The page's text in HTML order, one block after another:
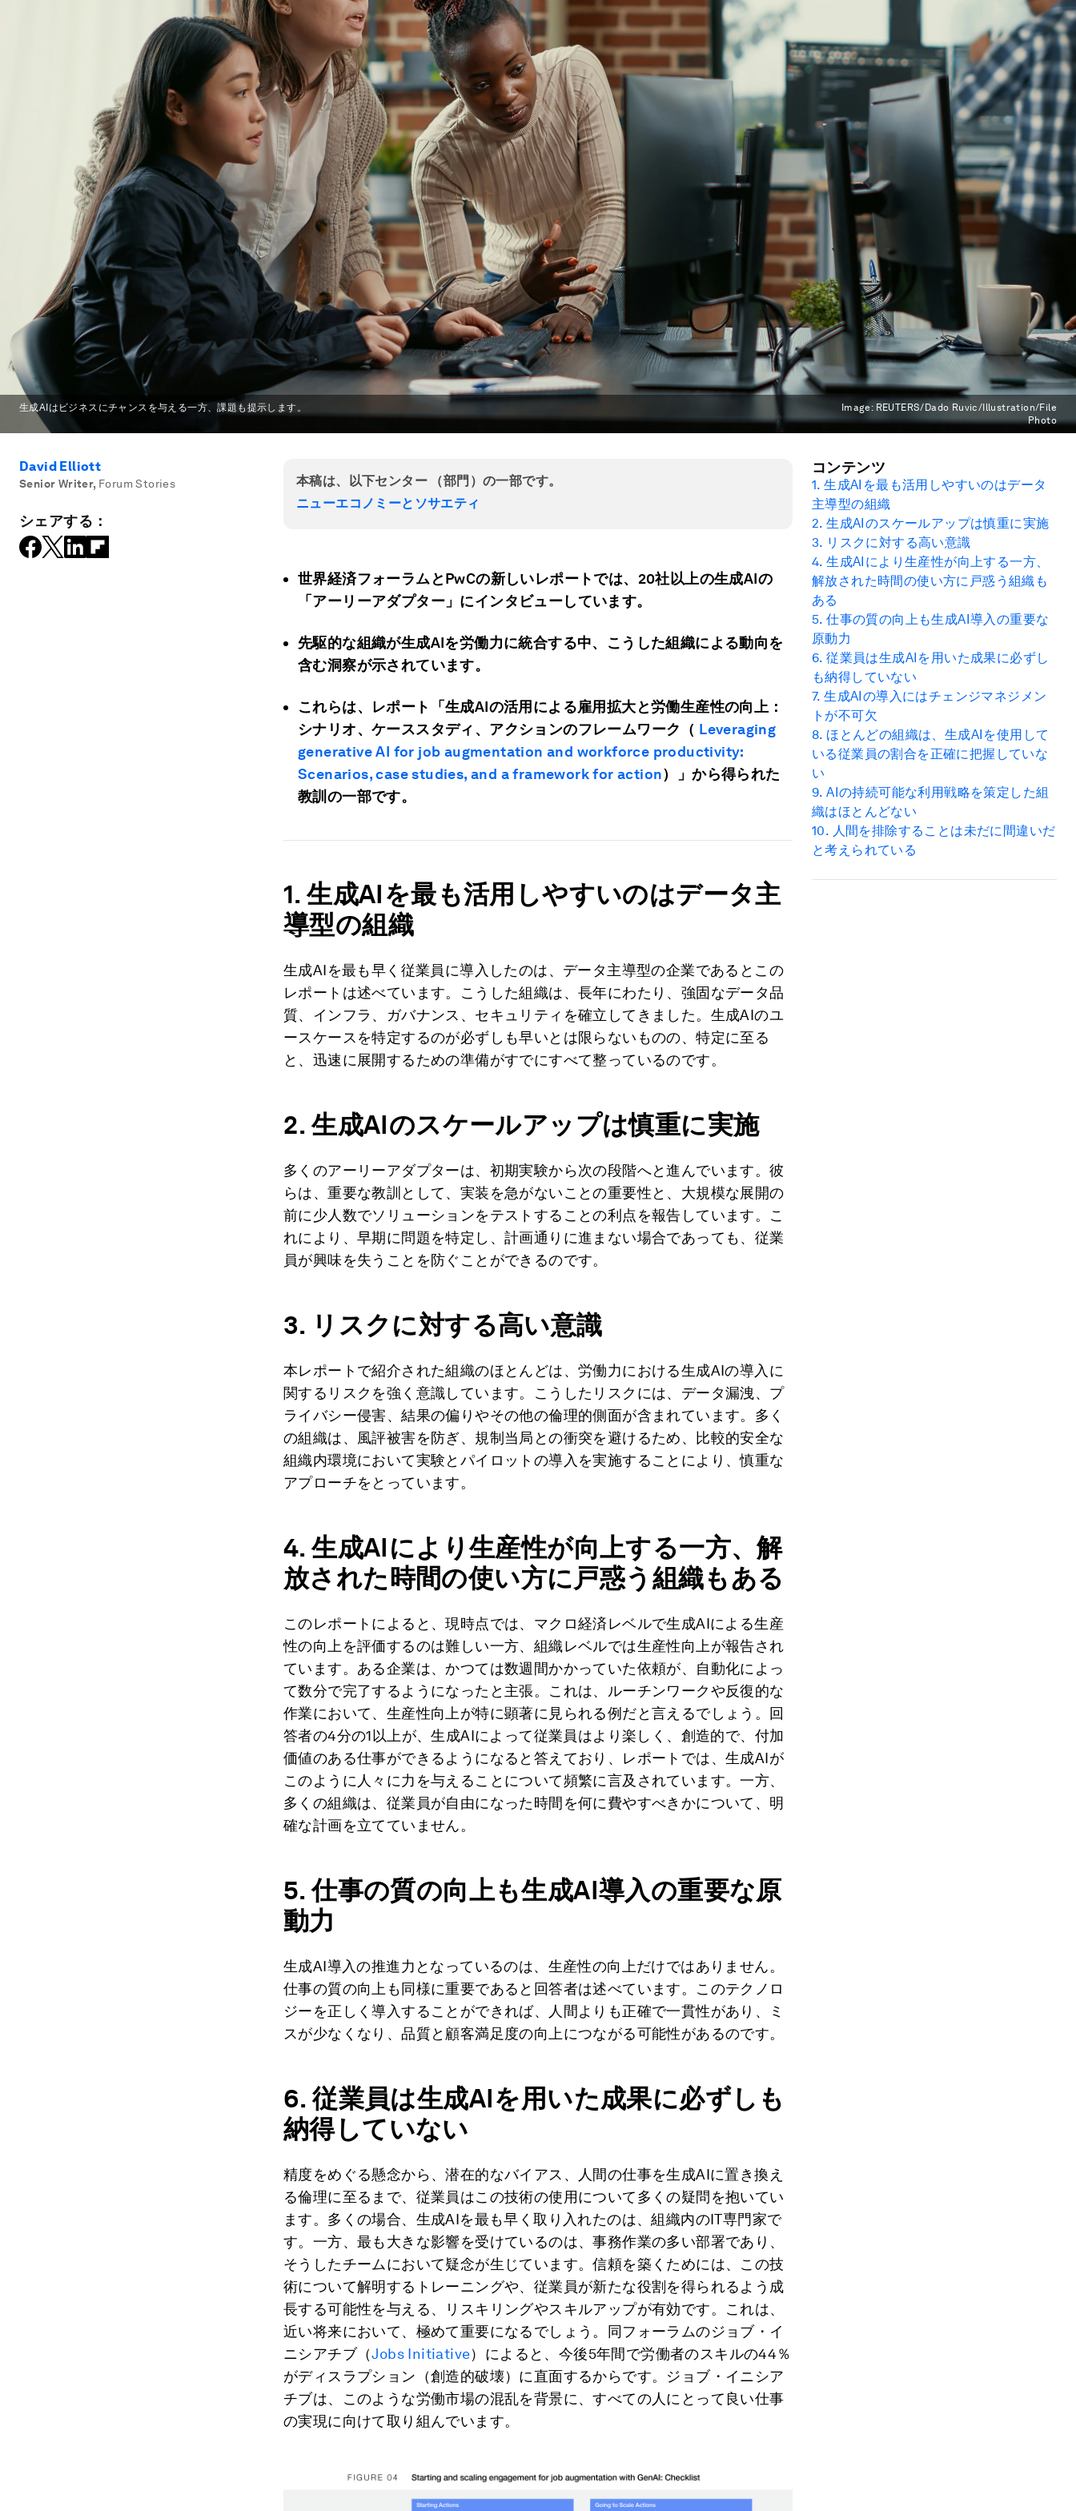
生成AIはビジネスにチャンスを与える一方、課題も提示します。 Image: REUTERS/Dado Ruvic/Illustration/File
Photo
David Elliott
Senior Writer, Forum Stories
シェアする：
本稿は、以下センター （部門）の一部です。
ニューエコノミーとソサエティ
世界経済フォーラムとPwCの新しいレポートでは、20社以上の生成AIの
「アーリーアダプター」にインタビューしています。
先駆的な組織が生成AIを労働力に統合する中、こうした組織による動向を
含む洞察が示されています。
これらは、レポート「生成AIの活用による雇用拡大と労働生産性の向上：
シナリオ、ケーススタディ、アクションのフレームワーク（ Leveraging
generative AI for job augmentation and workforce productivity:
Scenarios, case studies, and a framework for action）」から得られた
教訓の一部です。
1.生成AIを最も活用しやすいのはデータ主
導型の組織
生成AIを最も早く従業員に導入したのは、データ主導型の企業であるとこの
レポートは述べています。こうした組織は、長年にわたり、強固なデータ品
質、インフラ、ガバナンス、セキュリティを確立してきました。生成AIのユ
ースケースを特定するのが必ずしも早いとは限らないものの、特定に至る
と、迅速に展開するための準備がすでにすべて整っているのです。
2.生成AIのスケールアップは慎重に実施
多くのアーリーアダプターは、初期実験から次の段階へと進んでいます。彼
らは、重要な教訓として、実装を急がないことの重要性と、大規模な展開の
前に少人数でソリューションをテストすることの利点を報告しています。こ
れにより、早期に問題を特定し、計画通りに進まない場合であっても、従業
員が興味を失うことを防ぐことができるのです。
3. リスクに対する高い意識
本レポートで紹介された組織のほとんどは、労働力における生成AIの導入に
関するリスクを強く意識しています。こうしたリスクには、データ漏洩、プ
ライバシー侵害、結果の偏りやその他の倫理的側面が含まれています。多く
の組織は、風評被害を防ぎ、規制当局との衝突を避けるため、比較的安全な
組織内環境において実験とパイロットの導入を実施することにより、慎重な
アプローチをとっています。
4.生成AIにより生産性が向上する一方、解
放された時間の使い方に戸惑う組織もある
このレポートによると、現時点では、マクロ経済レベルで生成AIによる生産
性の向上を評価するのは難しい一方、組織レベルでは生産性向上が報告され
ています。ある企業は、かつては数週間かかっていた依頼が、自動化によっ
て数分で完了するようになったと主張。これは、ルーチンワークや反復的な
作業において、生産性向上が特に顕著に見られる例だと言えるでしょう。回
答者の4分の1以上が、生成AIによって従業員はより楽しく、創造的で、付加
価値のある仕事ができるようになると答えており、レポートでは、生成AIが
このように人々に力を与えることについて頻繁に言及されています。一方、
多くの組織は、従業員が自由になった時間を何に費やすべきかについて、明
確な計画を立てていません。
5.仕事の質の向上も生成AI導入の重要な原
動力
生成AI導入の推進力となっているのは、生産性の向上だけではありません。
仕事の質の向上も同様に重要であると回答者は述べています。このテクノロ
ジーを正しく導入することができれば、人間よりも正確で一貫性があり、ミ
スが少なくなり、品質と顧客満足度の向上につながる可能性があるのです。
6.従業員は生成AIを用いた成果に必ずしも
納得していない
精度をめぐる懸念から、潜在的なバイアス、人間の仕事を生成AIに置き換え
る倫理に至るまで、従業員はこの技術の使用について多くの疑問を抱いてい
ます。多くの場合、生成AIを最も早く取り入れたのは、組織内のIT専門家で
す。一方、最も大きな影響を受けているのは、事務作業の多い部署であり、
そうしたチームにおいて疑念が生じています。信頼を築くためには、この技
術について解明するトレーニングや、従業員が新たな役割を得られるよう成
長する可能性を与える、リスキリングやスキルアップが有効です。これは、
近い将来において、極めて重要になるでしょう。同フォーラムのジョブ・イ
ニシアチブ（Jobs Initiative）によると、今後5年間で労働者のスキルの44％
がディスラプション（創造的破壊）に直面するからです。ジョブ・イニシア
チブは、このような労働市場の混乱を背景に、すべての人にとって良い仕事
の実現に向けて取り組んでいます。
コンテンツ
1.生成AIを最も活用しやすいのはデータ
主導型の組織
2.生成AIのスケールアップは慎重に実施
3. リスクに対する高い意識
4.生成AIにより生産性が向上する一方、
解放された時間の使い方に戸惑う組織も
ある
5.仕事の質の向上も生成AI導入の重要な
原動力
6.従業員は生成AIを用いた成果に必ずし
も納得していない
7.生成AIの導入にはチェンジマネジメン
トが不可欠
8. ほとんどの組織は、生成AIを使用して
いる従業員の割合を正確に把握していな
い
9.AIの持続可能な利用戦略を策定した組
織はほとんどない
10. 人間を排除することは未だに間違いだ
と考えられている